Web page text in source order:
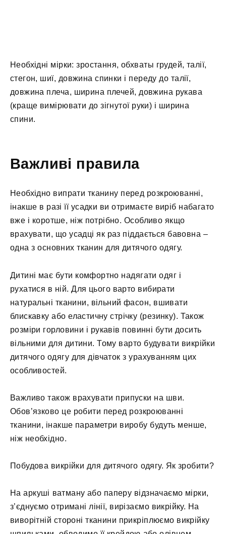
Необхідні мірки: зростання, обхваты грудей, талії,
стегон, шиї, довжина спинки і переду до талії,
довжина плеча, ширина плечей, довжина рукава
(краще вимірювати до зігнутої руки) і ширина
спини.
Важливі правила
Необхідно випрати тканину перед розкроюванні,
інакше в разі її усадки ви отримаєте виріб набагато
вже і коротше, ніж потрібно. Особливо якщо
врахувати, що усадці як раз піддається бавовна –
одна з основних тканин для дитячого одягу.
Дитині має бути комфортно надягати одяг і
рухатися в ній. Для цього варто вибирати
натуральні тканини, вільний фасон, вшивати
блискавку або еластичну стрічку (резинку). Також
розміри горловини і рукавів повинні бути досить
вільними для дитини. Тому варто будувати викрійки
дитячого одягу для дівчаток з урахуванням цих
особливостей.
Важливо також врахувати припуски на шви.
Обов’язково це робити перед розкроюванні
тканини, інакше параметри виробу будуть менше,
ніж необхідно.
Побудова викрійки для дитячого одягу. Як зробити?
На аркуші ватману або паперу відзначаємо мірки,
з’єднуємо отримані лінії, вирізаємо викрійку. На
виворітній стороні тканини прикріплюємо викрійку